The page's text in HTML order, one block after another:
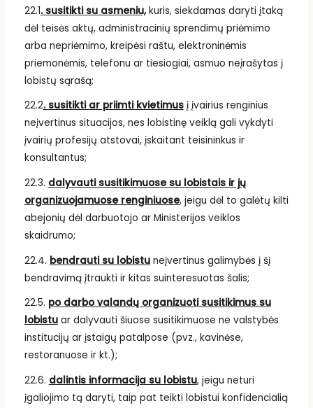
22.1. susitikti su asmeniu,kuris, siekdamas daryti įtaką
dėl teisės aktų, administracinių sprendimų priėmimo
arba nepriėmimo, kreipėsi raštu, elektroninėmis
priemonėmis, telefonu ar tiesiogiai, asmuo neįrašytas į
lobistų sąrašą;
22.2. susitikti ar priimti kvietimusį įvairius renginius
neįvertinus situacijos, nes lobistinę veiklą gali vykdyti
įvairių profesijų atstovai, įskaitant teisininkus ir
konsultantus;
22.3. dalyvauti susitikimuose su lobistais ir jų
organizuojamuose renginiuose, jeigu dėl to galėtų kilti
abejonių dėl darbuotojo ar Ministerijos veiklos
skaidrumo;
22.4. bendrauti su lobistuneįvertinus galimybės į šį
bendravimą įtraukti ir kitas suinteresuotas šalis;
22.5. po darbo valandų organizuoti susitikimus su
lobistuar dalyvauti šiuose susitikimuose ne valstybės
institucijų ar įstaigų patalpose (pvz., kavinėse,
restoranuose ir kt.);
22.6. dalintis informacija su lobistu, jeigu neturi
įgaliojimo tą daryti, taip pat teikti lobistui konfidencialią